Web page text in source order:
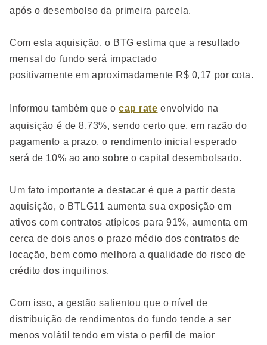
após o desembolso da primeira parcela.
Com esta aquisição, o BTG estima que a resultado
mensal do fundo será impactado
positivamente em aproximadamente R$ 0,17 por cota.
Informou também que ocap rate envolvido na
aquisição é de 8,73%, sendo certo que, em razão do
pagamento a prazo, o rendimento inicial esperado
será de 10% ao ano sobre o capital desembolsado.
Um fato importante a destacar é que a partir desta
aquisição, o BTLG11 aumenta sua exposição em
ativos com contratos atípicos para 91%, aumenta em
cerca de dois anos o prazo médio dos contratos de
locação, bem como melhora a qualidade do risco de
crédito dos inquilinos.
Com isso, a gestão salientou que o nível de
distribuição de rendimentos do fundo tende a ser
menos volátil tendo em vista o perfil de maior